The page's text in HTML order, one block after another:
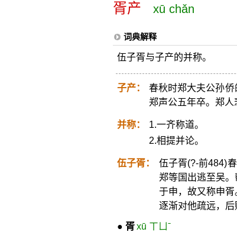
胥产 xū chǎn
词典解释
伍子胥与子产的并称。
子产：
春秋时郑大夫公孙
郑声公五年卒。郑人
并称：
1.一齐称道。
2.相提并论。
伍子胥：
伍子胥(?-前484)
郑等国出逃至吴
于申，故又称申
逐渐对他疏远，后
● 胥 xū ㄒㄩˉ